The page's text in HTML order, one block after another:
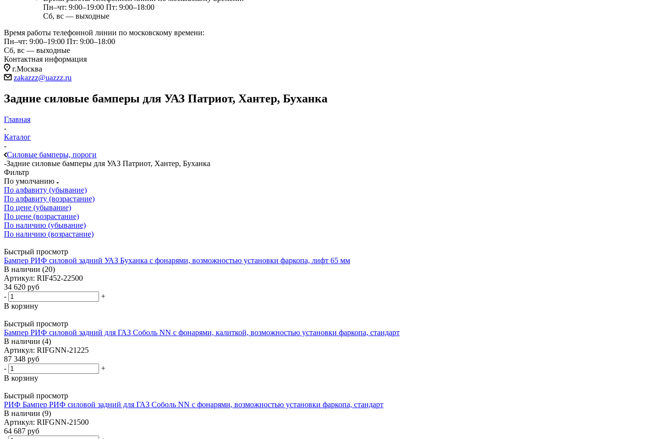
Пн–чт: 9:00–19:00 Пт: 9:00–18:00
Сб, вс — выходные
Время работы телефонной линии по московскому времени:
Пн–чт: 9:00–19:00 Пт: 9:00–18:00
Сб, вс — выходные
Контактная информация
г.Москва
zakazzz@uazzz.ru
Задние силовые бамперы для УАЗ Патриот, Хантер, Буханка
Главная
-
Каталог
-
Силовые бамперы, пороги
-Задние силовые бамперы для УАЗ Патриот, Хантер, Буханка
Фильтр
По умолчанию
По алфавиту (убывание)
По алфавиту (возрастание)
По цене (убывание)
По цене (возрастание)
По наличию (убывание)
По наличию (возрастание)
Быстрый просмотр
Бампер РИФ силовой задний УАЗ Буханка с фонарями, возможностью установки фаркопа, лифт 65 мм
В наличии (20)
Артикул: RIF452-22500
34 620 руб
-
+
В корзину
Быстрый просмотр
Бампер РИФ силовой задний для ГАЗ Соболь NN с фонарями, калиткой, возможностью установки фаркопа, стандарт
В наличии (4)
Артикул: RIFGNN-21225
87 348 руб
-
+
В корзину
Быстрый просмотр
РИФ Бампер РИФ силовой задний для ГАЗ Соболь NN с фонарями, возможностью установки фаркопа, стандарт
В наличии (9)
Артикул: RIFGNN-21500
64 687 руб